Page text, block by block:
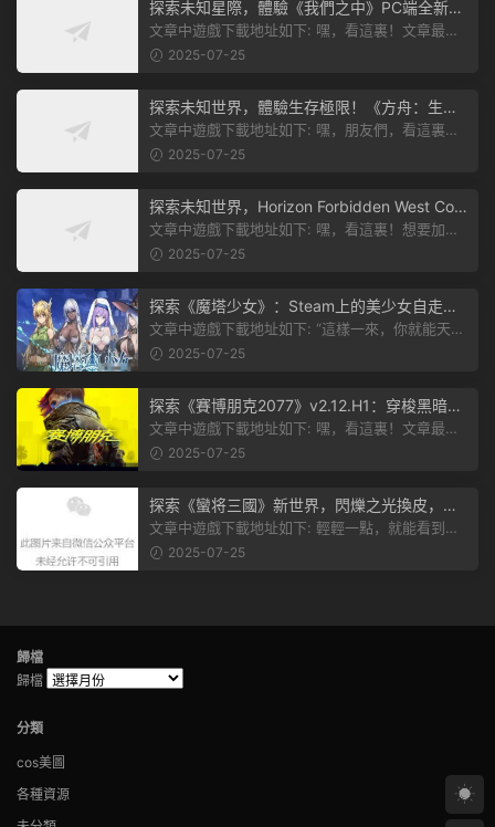
探索未知星際，體驗《我們之中》PC端全新版
本
文章中遊戲下載地址如下: 嘿，看這裏！文章最後
有個圖片，點一下就能加入我們遊...
2025-07-25
探索未知世界，體驗生存極限！《方舟：生存
飛升》v38.9中文版全新升級！
文章中遊戲下載地址如下: 嘿，朋友們，看這裏！
《方舟：生存飛升》這個遊戲超火...
2025-07-25
探索未知世界，Horizon Forbidden West Com
plete Edition正式發布！
文章中遊戲下載地址如下: 嘿，看這裏！想要加入
遊戲資源分享群，就點文章最後那...
2025-07-25
探索《魔塔少女》：Steam上的美少女自走
棋，戰鬥與策略的雙重盛宴！
文章中遊戲下載地址如下: “這樣一來，你就能天天
2025-07-25
探索《賽博朋克2077》v2.12.H1：穿梭黑暗都
市，感受未來世界的震撼
文章中遊戲下載地址如下: 嘿，看這裏！文章最後
有個圖片，點一下就能加入我們的...
2025-07-25
探索《蠻将三國》新世界，閃爍之光換皮，共
赴手遊盛宴！
文章中遊戲下載地址如下: 輕輕一點，就能看到原
文。 滑動一下屏幕，就能看到...
2025-07-25
歸檔
歸檔
分類
cos美圖
各種資源